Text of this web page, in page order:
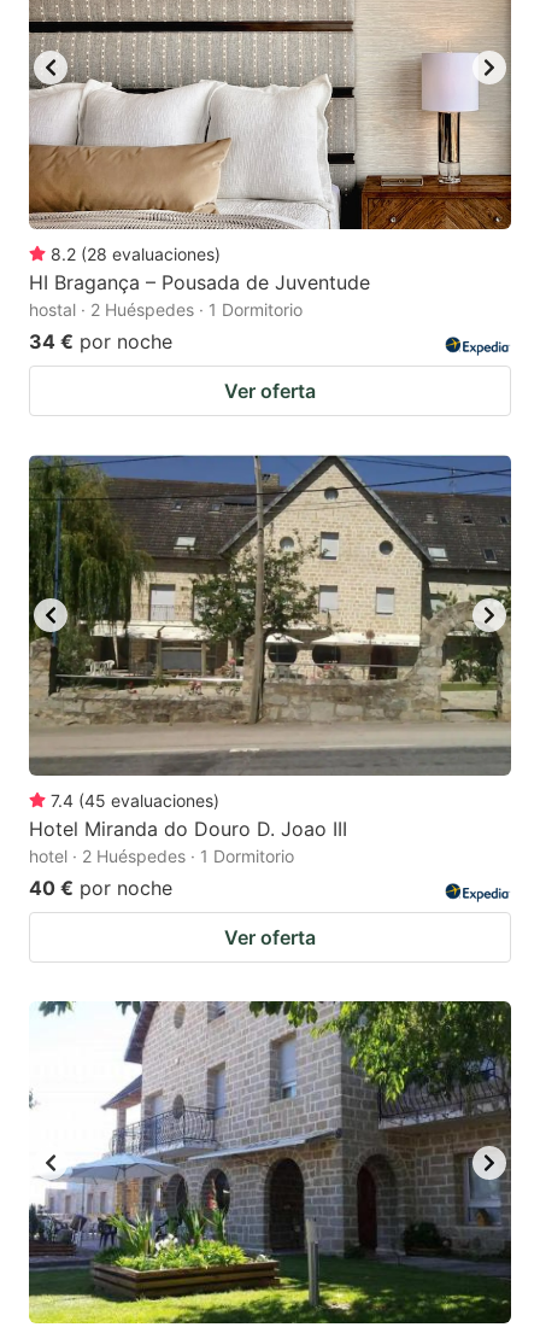
to
get
the
keyboard
shortcuts
for
changing
dates.
to
get
the
keyboard
shortcuts
for
dates.
8.2 (28 evaluaciones)
HI Bragança – Pousada de Juventude
hostal · 2 Huéspedes · 1 Dormitorio
34 € por noche
Ver oferta
7.4 (45 evaluaciones)
Hotel Miranda do Douro D. Joao III
hotel · 2 Huéspedes · 1 Dormitorio
40 € por noche
Ver oferta